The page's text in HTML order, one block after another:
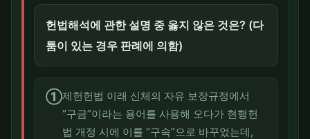
헌법해석에 관한 설명 중 옳지 않은 것은? (다
툼이 있는 경우 판례에 의함)
①제헌헌법 이래 신체의 자유 보장규정에서
“구금”이라는 용어를 사용해 오다가 현행헌
법 개정 시에 이를 “구속”으로 바꾸었는데,